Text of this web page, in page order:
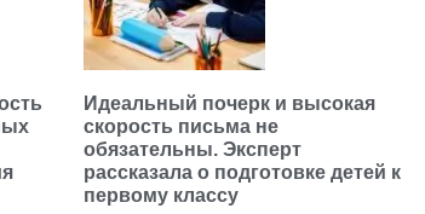
Идеальный почерк и высокая
скорость письма не
обязательны. Эксперт
рассказала о подготовке детей к
первому классу